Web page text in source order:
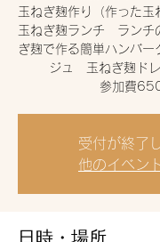
玉ねぎ麹作り（作った玉
玉ねぎ麹ランチ ランチ
ぎ麹で作る簡単ハンバ
ジュ 玉ねぎ麹ドレ
参加費
受付が終了
他のイベン
日時・場所